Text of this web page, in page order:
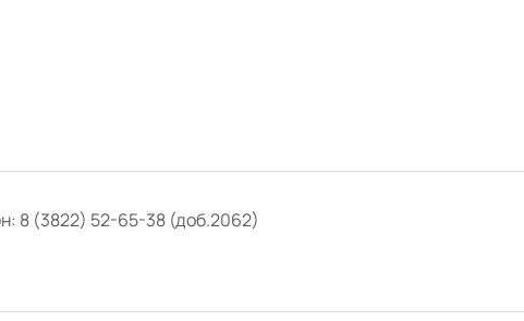
8 (3822) 52-65-38 (доб.2062)